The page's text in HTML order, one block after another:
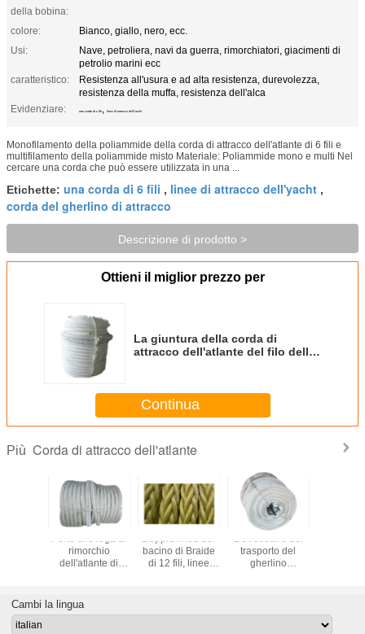
della bobina:
colore:
Bianco, giallo, nero, ecc.
Usi:
Nave, petroliera, navi da guerra, rimorchiatori, giacimenti di
petrolio marini ecc
caratteristico:
Resistenza all'usura e ad alta resistenza, durevolezza,
resistenza della muffa, resistenza dell'alca
Evidenziare:
una corda di 6 fili , linee di attracco dell'yacht
Monofilamento della poliammide della corda di attracco dell'atlante di 6 fili e
multifilamento della poliammide misto Materiale: Poliammide mono e multi Nel
cercare una corda che può essere utilizzata in una ...
Etichette: una corda di 6 fili , linee di attracco dell'yacht ,
corda del gherlino di attracco
Descrizione di prodotto >
Ottieni il miglior prezzo per
La giuntura della corda di
attracco dell'atlante del filo della
Continua
Più Corda di attracco dell'atlante
il filato
Porto che lega di
rimorchio
dell'atlante di
68mm x 220 i
metri di anti
Doppia linea del
bacino di Braide
di 12 fili, linee
Dell'oceano del
trasporto del
gherlino
corda
Cambi la lingua